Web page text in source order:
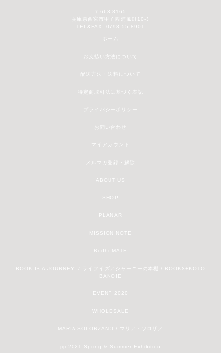
〒663-8165
兵庫県西宮市甲子園浦風町10-3
TEL&FAX: 0798-55-8901
ホーム
お支払い方法について
配送方法・送料について
特定商取引法に基づく表記
プライバシーポリシー
お問い合わせ
マイアカウント
メルマガ登録・解除
ABOUT US
SHOP
PLANAR
MISSION NOTE
Bodhi MATE
BOOK IS A JOURNEY! / ライフイズアジャーニーの本棚 / BOOKS+KOTO
BANOIE
EVENT 2020
WHOLESALE
MARIA SOLORZANO / マリア・ソロザノ
jiji 2021 Spring & Summer Exhibition